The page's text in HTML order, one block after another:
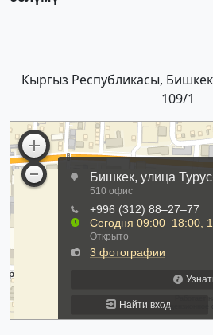
Кыргыз Республикасы,
109/1